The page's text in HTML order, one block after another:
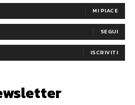
MI PIACE
SEGUI
ISCRIVITI